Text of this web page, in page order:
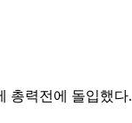
총력전에 돌입했다.